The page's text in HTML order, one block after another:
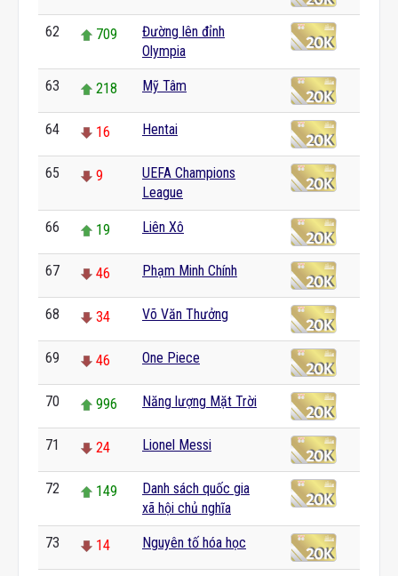
62 709
Đường lên đỉnh
Olympia
63 218 Mỹ Tâm
64 16 Hentai
65 9
UEFA Champions
League
66 19 Liên Xô
67 46 Phạm Minh Chính
68 34 Võ Văn Thưởng
69 46 One Piece
70 996 Năng lượng Mặt Trời
71 24 Lionel Messi
72 149
Danh sách quốc gia
xã hội chủ nghĩa
73 14 Nguyên tố hóa học